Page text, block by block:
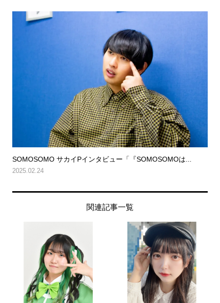
SOMOSOMO サカイPインタビュー「『SOMOSOMOは...
2025.02.24
関連記事一覧